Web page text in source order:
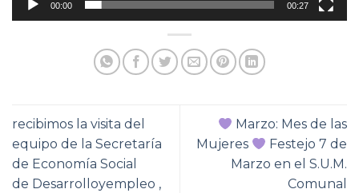
00:00 00:27
recibimos la visita del
equipo de la Secretaría
de Economía Social
de Desarrolloyempleo ,
Marzo: Mes de las
Mujeres
Festejo 7 de
Marzo en el S.U.M.
Comunal